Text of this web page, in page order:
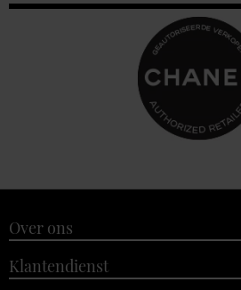
Over ons
Klantendienst